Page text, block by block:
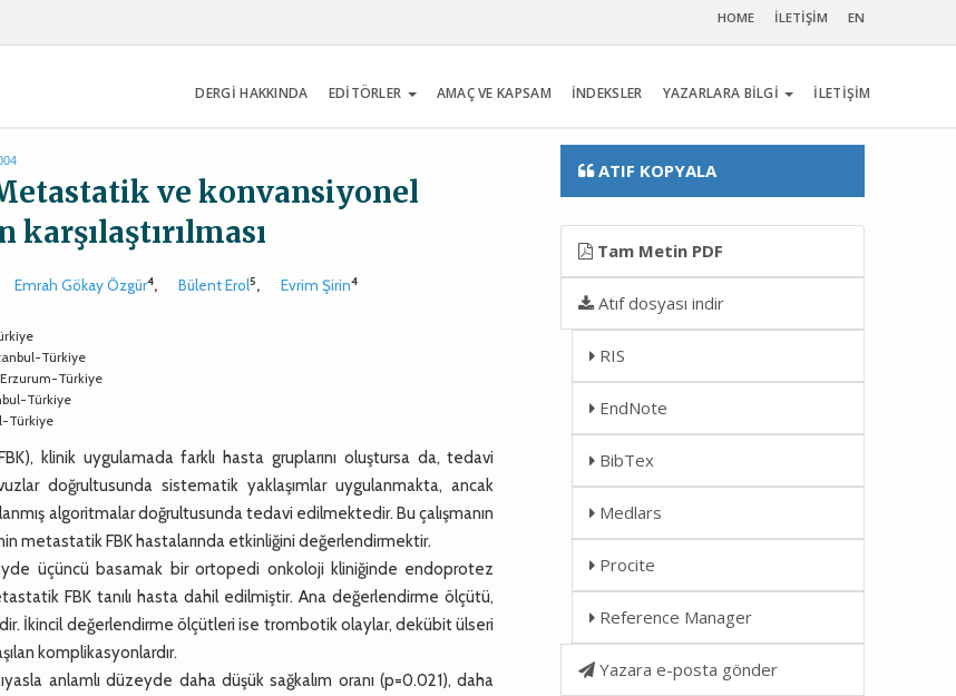
HOME İLETİŞİM EN
DERGİ HAKKINDA EDİTÖRLER AMAÇ VE KAPSAM İNDEKSLER YAZARLARA BİLGİ İLETİŞİM
ve konvansiyonel
karşılaştırılması
Emrah Gökay Özgür4, Bülent Erol5, Evrim Şirin4
Türkiye
Türkiye
Türkiye
Türkiye
klinik uygulamada farklı hasta gruplarını oluştursa da, tedavi
doğrultusunda sistematik yaklaşımlar uygulanmakta, ancak
algoritmalar doğrultusunda tedavi edilmektedir. Bu çalışmanın
metastatik FBK hastalarında etkinliğini değerlendirmektir.
üçüncü basamak bir ortopedi onkoloji kliniğinde endoprotez
FBK tanılı hasta dahil edilmiştir. Ana değerlendirme ölçütü,
İkincil değerlendirme ölçütleri ise trombotik olaylar, dekübit ülseri
komplikasyonlardır.
anlamlı düzeyde daha düşük sağkalım oranı (p=0.021), daha
ATIF KOPYALA
Tam Metin PDF
Atıf dosyası indir
RIS
EndNote
BibTex
Medlars
Procite
Reference Manager
Yazara e-posta gönder